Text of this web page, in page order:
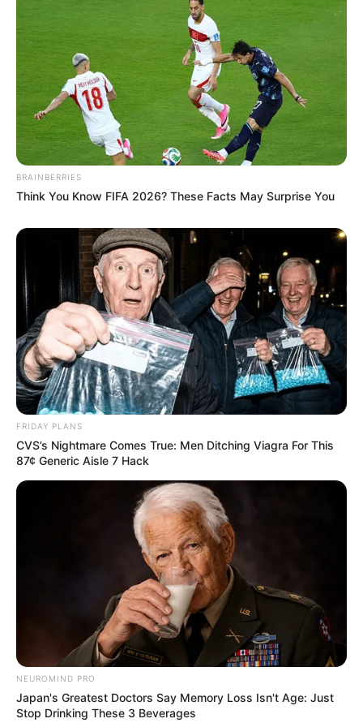
BRAINBERRIES
Think You Know FIFA 2026? These Facts May Surprise You
FRIDAY PLANS
CVS’s Nightmare Comes True: Men Ditching Viagra For This
87¢ Generic Aisle 7 Hack
NEUROMIND PRO
Japan's Greatest Doctors Say Memory Loss Isn't Age: Just
Stop Drinking These 3 Beverages